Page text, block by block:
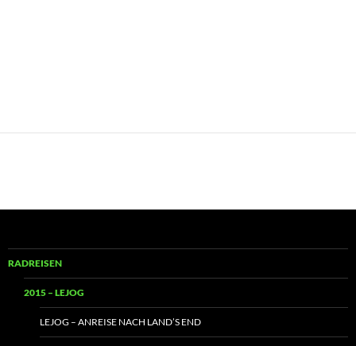
RADREISEN
2015 – LEJOG
LEJOG – ANREISE NACH LAND’S END